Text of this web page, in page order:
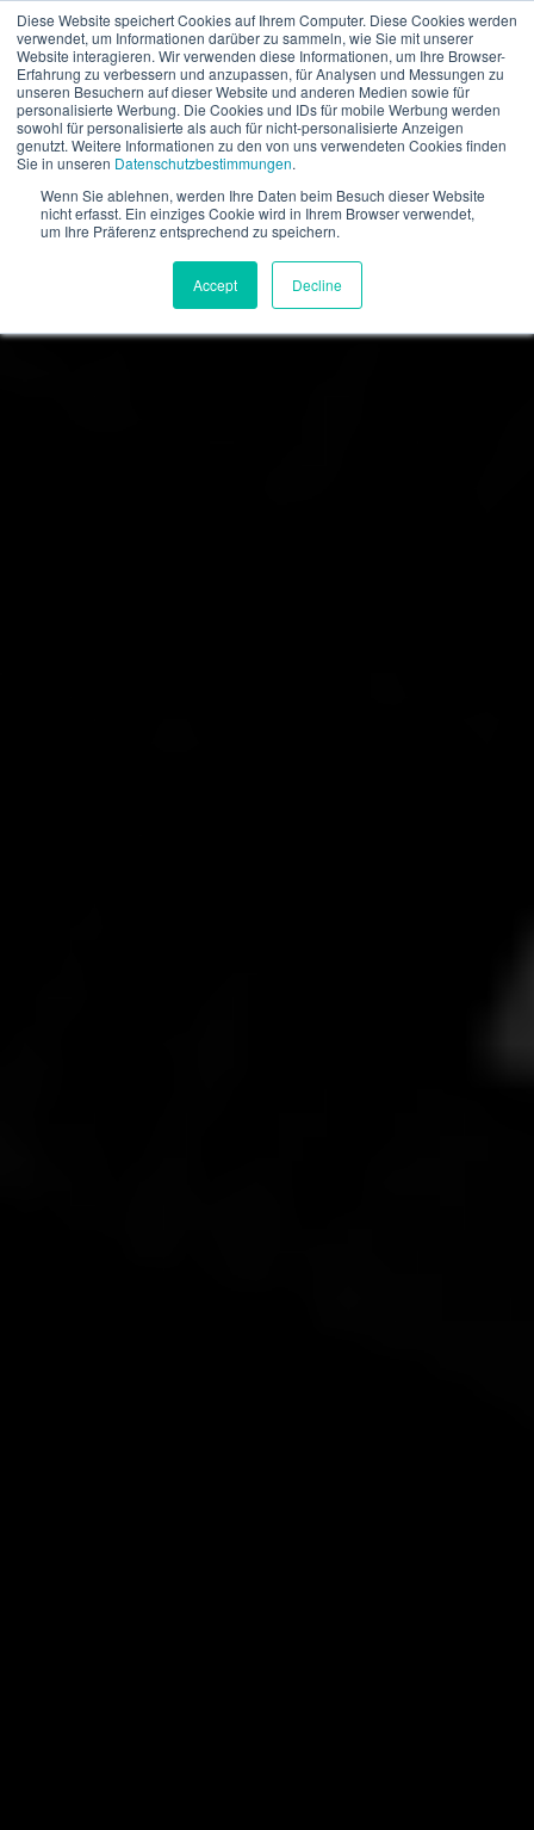
Diese Website speichert Cookies auf Ihrem Computer. Diese Cookies werden
verwendet, um Informationen darüber zu sammeln, wie Sie mit unserer
Website interagieren. Wir verwenden diese Informationen, um Ihre Browser-
Erfahrung zu verbessern und anzupassen, für Analysen und Messungen zu
unseren Besuchern auf dieser Website und anderen Medien sowie für
personalisierte Werbung. Die Cookies und IDs für mobile Werbung werden
sowohl für personalisierte als auch für nicht-personalisierte Anzeigen
genutzt. Weitere Informationen zu den von uns verwendeten Cookies finden
Sie in unseren Datenschutzbestimmungen.
Wenn Sie ablehnen, werden Ihre Daten beim Besuch dieser Website
nicht erfasst. Ein einziges Cookie wird in Ihrem Browser verwendet,
um Ihre Präferenz entsprechend zu speichern.
Accept Decline
DE